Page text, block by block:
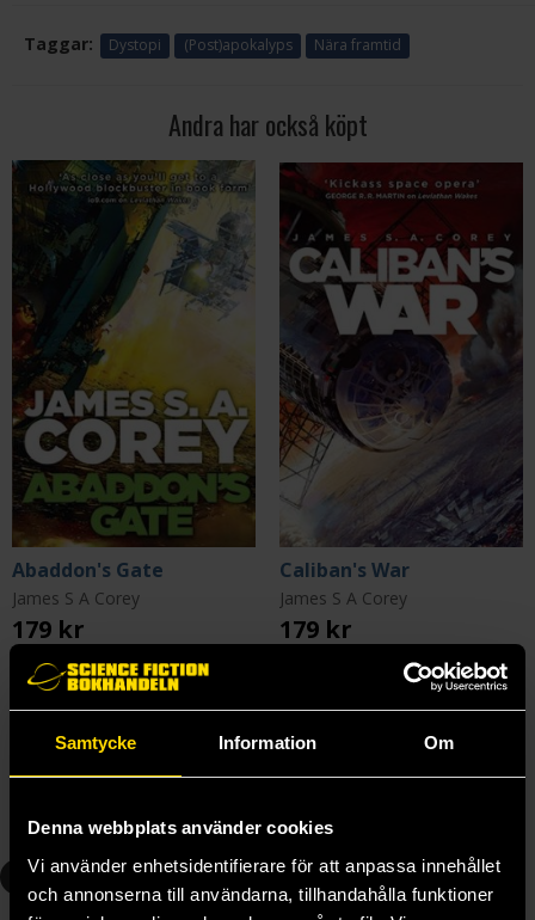
Samtycke Information Om
Denna webbplats använder cookies
Vi använder enhetsidentifierare för att anpassa innehållet
och annonserna till användarna, tillhandahålla funktioner
Taggar: Dystopi (Post)apokalyps Nära framtid
Andra har också köpt
Abaddon's Gate
James S A Corey
179 kr
Caliban's War
James S A Corey
179 kr
Andra delar i serien
2